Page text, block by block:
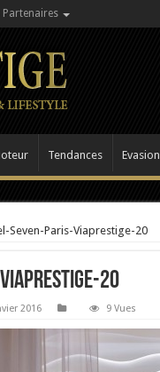
Partenaires
Tendances Evasion
Seven-Paris-Viaprestige-20
20
2016 9 Vues